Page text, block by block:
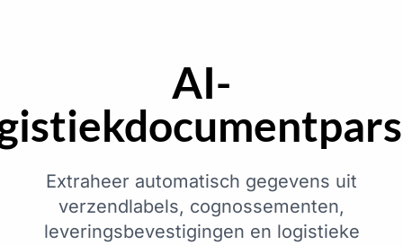
AI-
Extraheer automatisch gegevens uit
verzendlabels, cognossementen,
leveringsbevestigingen en logistieke